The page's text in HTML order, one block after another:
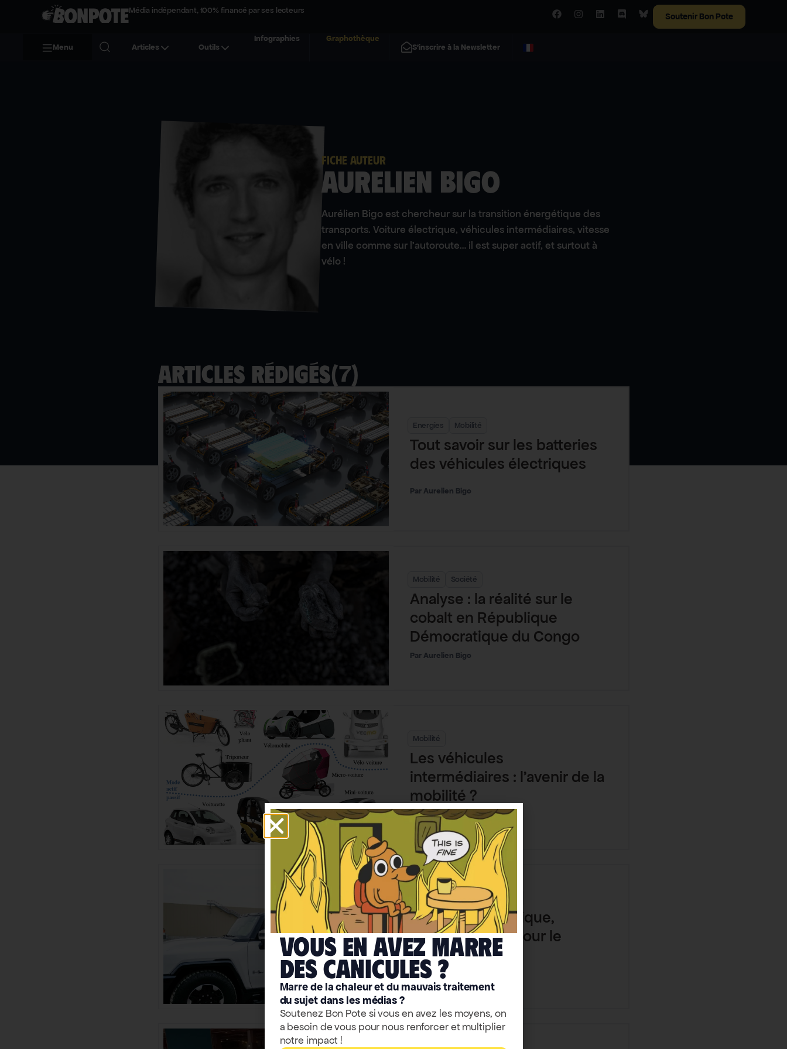
Média indépendant, 100% financé par ses lecteurs
Soutenir Bon Pote
Menu Articles Outils
Infographies
Graphothèque
S'inscrire à la Newsletter
FICHE AUTEUR
Aurelien Bigo
Aurélien Bigo est chercheur sur la transition énergétique des
transports. Voiture électrique, véhicules intermédiaires, vitesse
en ville comme sur l’autoroute… il est super actif, et surtout à
vélo !
Articles rédigés(7)
Energies Mobilité
Tout savoir sur les batteries
des véhicules électriques
Aurelien Bigo
Mobilité Société
Analyse : la réalité sur le
cobalt en République
Démocratique du Congo
Aurelien Bigo
Mobilité
Les véhicules
intermédiaires : l’avenir de la
mobilité ?
Aurelien Bigo
Climat-biodiversité Écologie
La voiture électrique,
solution idéale pour le
climat ?
Aurelien Bigo
Vous en avez marre
deS caniculeS ?
Marre de la chaleur et du mauvais traitement
du sujet dans les médias ?
Soutenez Bon Pote si vous en avez les moyens, on
a besoin de vous pour nous renforcer et multiplier
notre impact !